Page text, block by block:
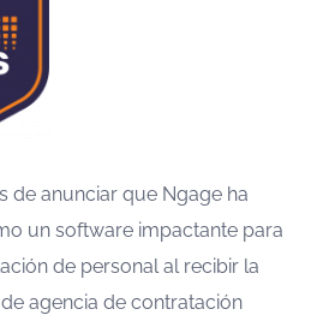
de anunciar que Ngage ha
un software impactante para
de personal al recibir la
agencia de contratación